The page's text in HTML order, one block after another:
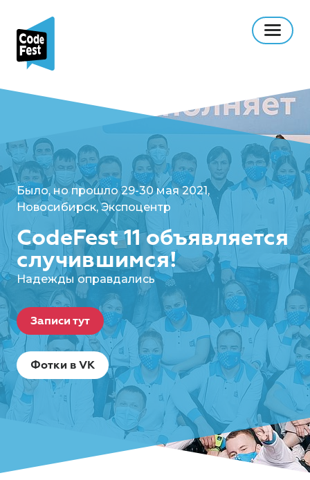
Было, но прошло 29-30 мая 2021,
Новосибирск, Экспоцентр
CodeFest 11 объявляется
случившимся!
Надежды оправдались
Записи тут
Фотки в VK